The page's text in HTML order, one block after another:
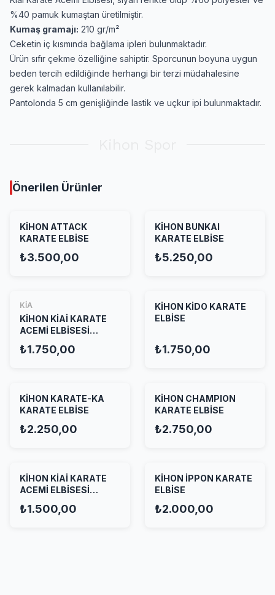
%40 pamuk kumaştan üretilmiştir.
Kumaş gramajı: 210 gr/m²
Ceketin iç kısmında bağlama ipleri bulunmaktadır.
Ürün sıfır çekme özelliğine sahiptir. Sporcunun boyuna uygun
beden tercih edildiğinde herhangi bir terzi müdahalesine
gerek kalmadan kullanılabilir.
Pantolonda 5 cm genişliğinde lastik ve uçkur ipi bulunmaktadır.
Önerilen Ürünler
KİHON ATTACK
KARATE ELBİSE
₺3.500,00
KİHON BUNKAI
KARATE ELBİSE
₺5.250,00
KİA
KİHON KİAİ KARATE
ACEMİ ELBİSESİ
₺1.750,00
KİHON KİDO KARATE
ELBİSE
₺1.750,00
KİHON KARATE-KA
KARATE ELBİSE
₺2.250,00
KİHON CHAMPION
KARATE ELBİSE
₺2.750,00
KİHON KİAİ KARATE
ACEMİ ELBİSESİ
₺1.500,00
KİHON İPPON KARATE
ELBİSE
₺2.000,00